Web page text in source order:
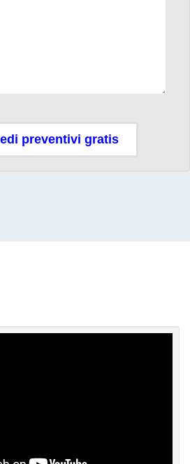
preventivi gratis